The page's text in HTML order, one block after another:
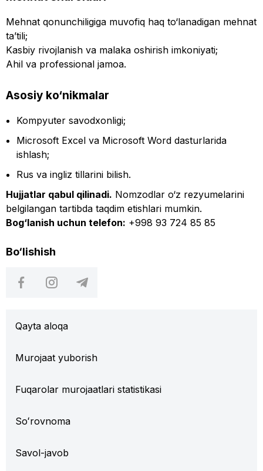
Mehnat qonunchiligiga muvofiq haq to‘lanadigan mehnat
ta’tili;
Kasbiy rivojlanish va malaka oshirish imkoniyati;
Ahil va professional jamoa.
Asosiy ko‘nikmalar
Kompyuter savodxonligi;
Microsoft Excel va Microsoft Word dasturlarida
ishlash;
Rus va ingliz tillarini bilish.
Hujjatlar qabul qilinadi. Nomzodlar o‘z rezyumelarini
belgilangan tartibda taqdim etishlari mumkin.
Bog‘lanish uchun telefon: +998 93 724 85 85
Bo‘lishish
Qayta aloqa
Murojaat yuborish
Fuqarolar murojaatlari statistikasi
Soʻrovnoma
Savol-javob